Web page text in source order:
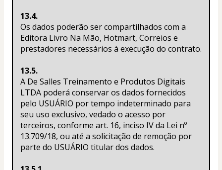
13.4.
Os dados poderão ser compartilhados com a
Editora Livro Na Mão, Hotmart, Correios e
prestadores necessários à execução do contrato.
13.5.
A De Salles Treinamento e Produtos Digitais
LTDA poderá conservar os dados fornecidos
pelo USUÁRIO por tempo indeterminado para
seu uso exclusivo, vedado o acesso por
terceiros, conforme art. 16, inciso IV da Lei nº
13.709/18, ou até a solicitação de remoção por
parte do USUÁRIO titular dos dados.